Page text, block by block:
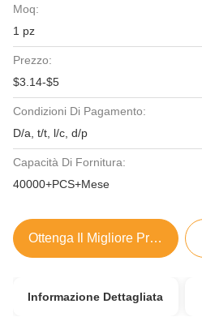
Moq:
1 pz
Prezzo:
$3.14-$5
Condizioni Di Pagamento:
D/a, t/t, l/c, d/p
Capacità Di Fornitura:
40000+PCS+Mese
Ottenga Il Migliore Prezzo
Informazione Dettagliata